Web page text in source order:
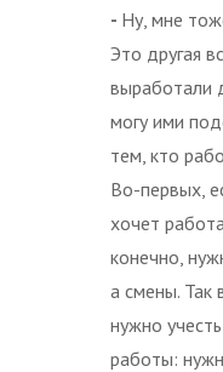
- Ну, мне
Это другая
выработали
могу ими
тем, кто
Во-первых,
хочет
конечно,
а смены. Так
нужно
работы: